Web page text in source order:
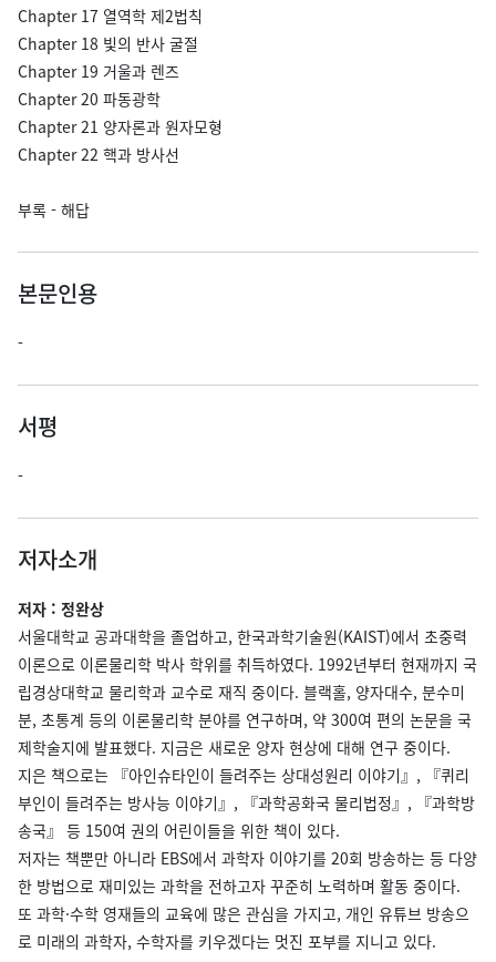
Chapter 17 열역학 제2법칙
Chapter 18 빛의 반사 굴절
Chapter 19 거울과 렌즈
Chapter 20 파동광학
Chapter 21 양자론과 원자모형
Chapter 22 핵과 방사선
부록 - 해답
본문인용
-
서평
-
저자소개
저자 : 정완상
서울대학교 공과대학을 졸업하고, 한국과학기술원(KAIST)에서 초중력
이론으로 이론물리학 박사 학위를 취득하였다. 1992년부터 현재까지 국
립경상대학교 물리학과 교수로 재직 중이다. 블랙홀, 양자대수, 분수미
분, 초통계 등의 이론물리학 분야를 연구하며, 약 300여 편의 논문을 국
제학술지에 발표했다. 지금은 새로운 양자 현상에 대해 연구 중이다.
지은 책으로는 『아인슈타인이 들려주는 상대성원리 이야기』, 『퀴리
부인이 들려주는 방사능 이야기』, 『과학공화국 물리법정』, 『과학방
송국』 등 150여 권의 어린이들을 위한 책이 있다.
저자는 책뿐만 아니라 EBS에서 과학자 이야기를 20회 방송하는 등 다양
한 방법으로 재미있는 과학을 전하고자 꾸준히 노력하며 활동 중이다.
또 과학·수학 영재들의 교육에 많은 관심을 가지고, 개인 유튜브 방송으
로 미래의 과학자, 수학자를 키우겠다는 멋진 포부를 지니고 있다.